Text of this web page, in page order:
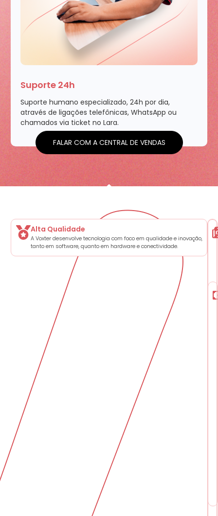
Suporte 24h
Suporte humano especializado, 24h por dia,
através de ligações telefônicas, WhatsApp ou
chamados via ticket no Lara.
FALAR COM A CENTRAL DE VENDAS
Por quê a Voxter?
Alta Qualidade
A Voxter desenvolve tecnologia com foco em qualidade e inovação,
tanto em software, quanto em hardware e conectividade.